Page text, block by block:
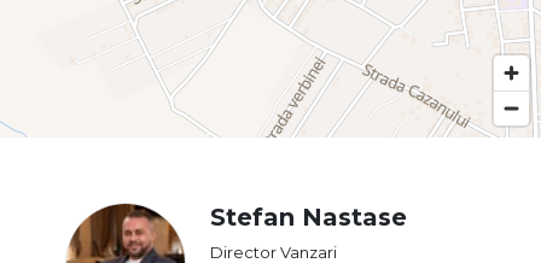
Stefan Nastase
Director Vanzari